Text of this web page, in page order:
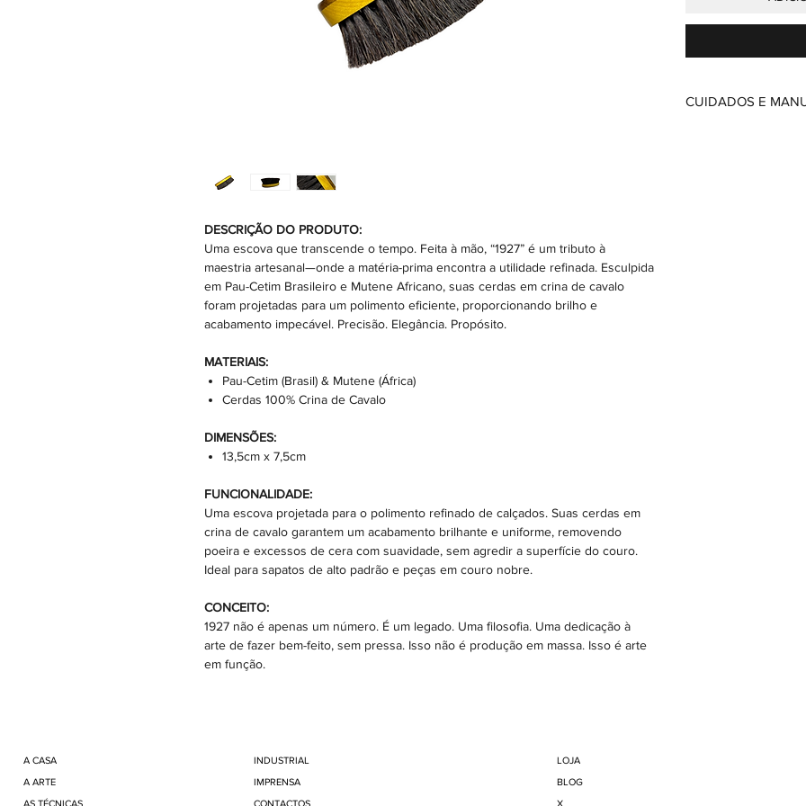
DESCRIÇÃO DO PRODUTO:
Uma escova que transcende o tempo. Feita à mão, “1927” é um tributo à
maestria artesanal—onde a matéria-prima encontra a utilidade refinada. Esculpida
em Pau-Cetim Brasileiro e Mutene Africano, suas cerdas em crina de cavalo
foram projetadas para um polimento eficiente, proporcionando brilho e
acabamento impecável. Precisão. Elegância. Propósito.
MATERIAIS:
Pau-Cetim (Brasil) & Mutene (África)
Cerdas 100% Crina de Cavalo
DIMENSÕES:
13,5cm x 7,5cm
FUNCIONALIDADE:
Uma escova projetada para o polimento refinado de calçados. Suas cerdas em
crina de cavalo garantem um acabamento brilhante e uniforme, removendo
poeira e excessos de cera com suavidade, sem agredir a superfície do couro.
Ideal para sapatos de alto padrão e peças em couro nobre.
CONCEITO:
1927 não é apenas um número. É um legado. Uma filosofia. Uma dedicação à
arte de fazer bem-feito, sem pressa. Isso não é produção em massa. Isso é arte
em função.
CUIDADOS E
A CASA
A ARTE
AS TÉCNICAS
INDUSTRIAL
IMPRENSA
CONTACTOS
LOJA
BLOG
X